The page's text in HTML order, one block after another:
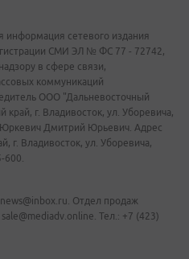
информация сетевого издания
СМИ ЭЛ № ФС 77 - 72742,
в сфере связи,
коммуникаций
ООО "Дальневосточный
г. Владивосток, ул. Уборевича,
Дмитрий Юрьевич. Адрес
г. Владивосток, ул. Уборевича,
600.
Отдел продаж
Тел.: +7 (423)